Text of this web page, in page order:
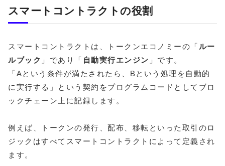
スマートコントラクトの役割
スマートコントラクトは、トークンエコノミーの「 ルー
ルブック 」であり「 自動実行エンジン 」です。
「Aという条件が満たされたら、Bという処理を自動的
に実行する」という契約をプログラムコードとしてブロ
ックチェーン上に記録します。
例えば、トークンの発行、配布、移転といった取引のロ
ジックはすべてスマートコントラクトによって定義され
ます。